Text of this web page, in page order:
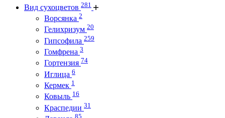
Вид сухоцветов 281
Ворсянка 2
Гелихризум 20
Гипсофила 259
Гомфрена 3
Гортензия 74
Иглица 6
Кермек 1
Ковыль 16
Краспедии 31
85